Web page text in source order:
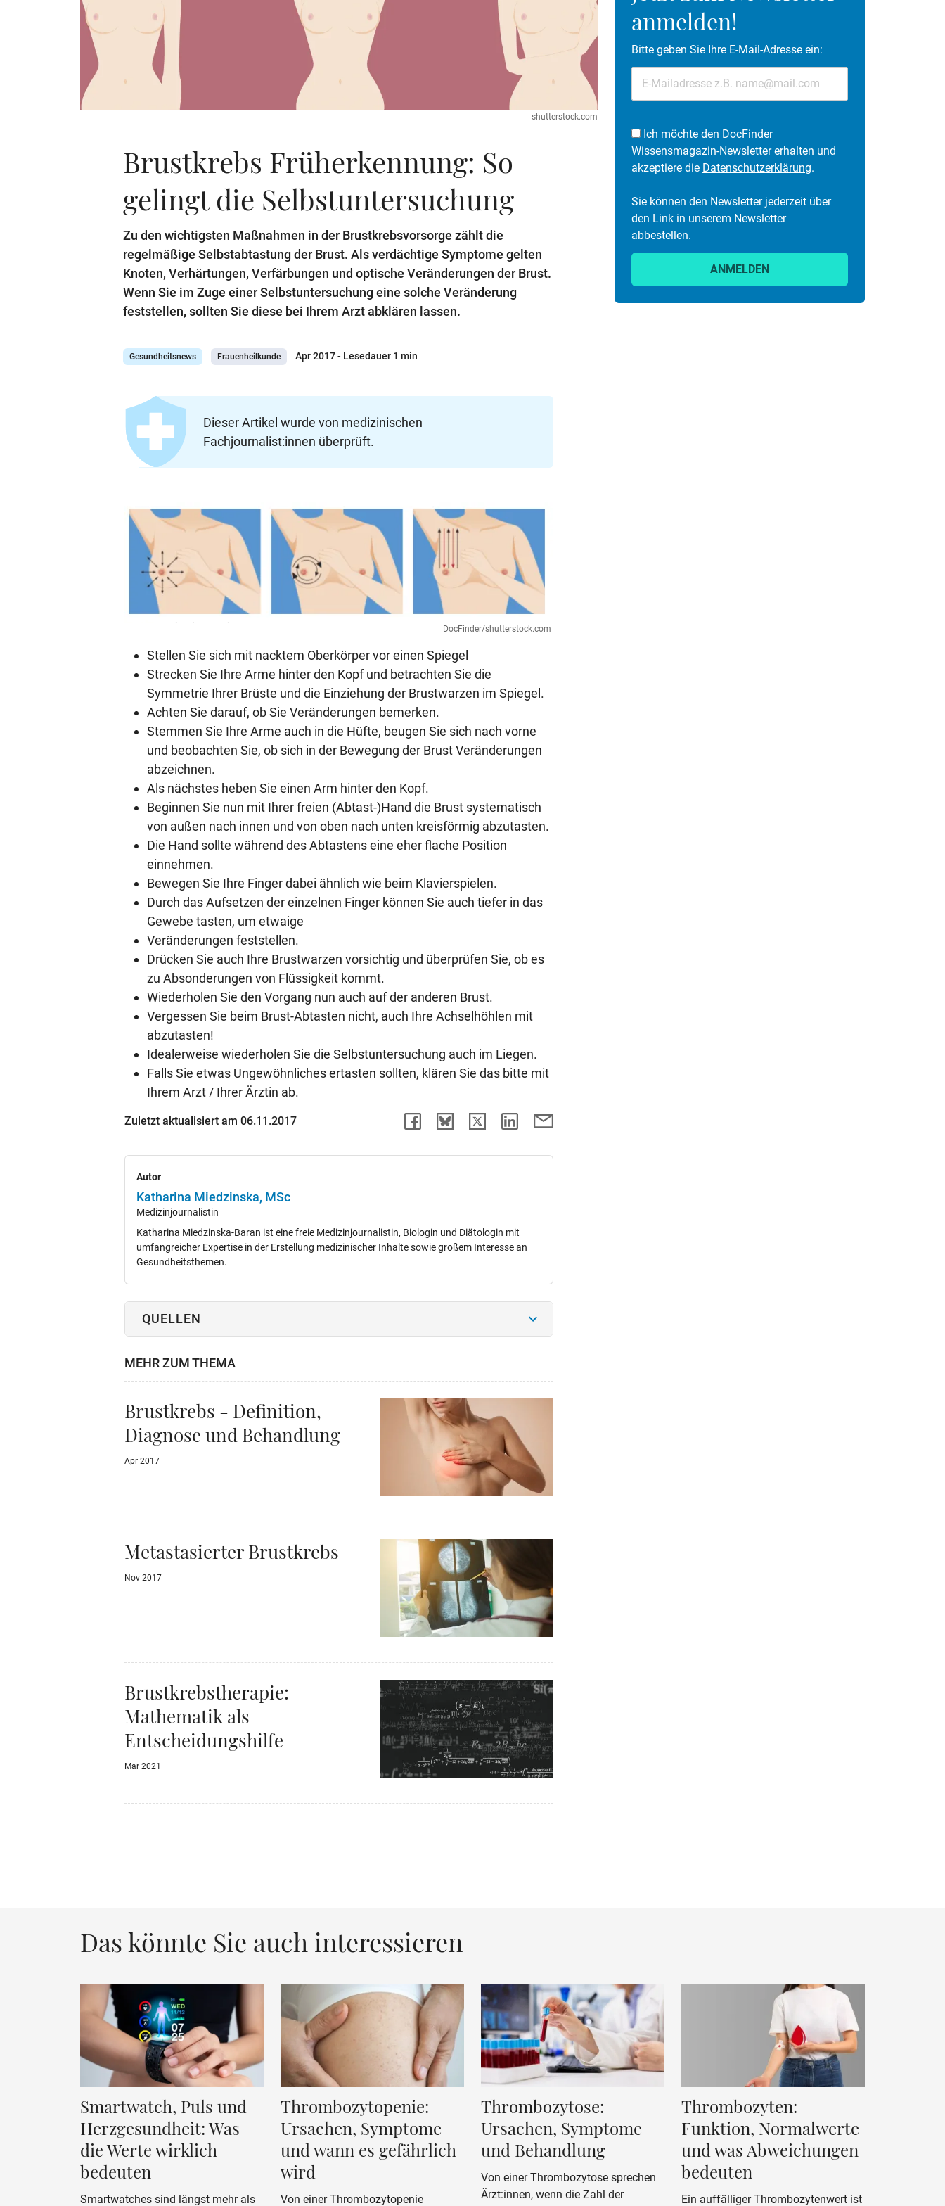
shutterstock.com
Brustkrebs Früherkennung: So
gelingt die Selbstuntersuchung
Zu den wichtigsten Maßnahmen in der Brustkrebsvorsorge zählt die
regelmäßige Selbstabtastung der Brust. Als verdächtige Symptome gelten
Knoten, Verhärtungen, Verfärbungen und optische Veränderungen der Brust.
Wenn Sie im Zuge einer Selbstuntersuchung eine solche Veränderung
feststellen, sollten Sie diese bei Ihrem Arzt abklären lassen.
Gesundheitsnews Frauenheilkunde Apr 2017- Lesedauer 1 min
Dieser Artikel wurde von medizinischen
Fachjournalist:innen überprüft.
DocFinder/shutterstock.com
Stellen Sie sich mit nacktem Oberkörper vor einen Spiegel
Strecken Sie Ihre Arme hinter den Kopf und betrachten Sie die
Symmetrie Ihrer Brüste und die Einziehung der Brustwarzen im Spiegel.
Achten Sie darauf, ob Sie Veränderungen bemerken.
Stemmen Sie Ihre Arme auch in die Hüfte, beugen Sie sich nach vorne
und beobachten Sie, ob sich in der Bewegung der Brust Veränderungen
abzeichnen.
Als nächstes heben Sie einen Arm hinter den Kopf.
Beginnen Sie nun mit Ihrer freien (Abtast-)Hand die Brust systematisch
von außen nach innen und von oben nach unten kreisförmig abzutasten.
Die Hand sollte während des Abtastens eine eher flache Position
einnehmen.
Bewegen Sie Ihre Finger dabei ähnlich wie beim Klavierspielen.
Durch das Aufsetzen der einzelnen Finger können Sie auch tiefer in das
Gewebe tasten, um etwaige
Veränderungen feststellen.
Drücken Sie auch Ihre Brustwarzen vorsichtig und überprüfen Sie, ob es
zu Absonderungen von Flüssigkeit kommt.
Wiederholen Sie den Vorgang nun auch auf der anderen Brust.
Vergessen Sie beim Brust-Abtasten nicht, auch Ihre Achselhöhlen mit
abzutasten!
Idealerweise wiederholen Sie die Selbstuntersuchung auch im Liegen.
Falls Sie etwas Ungewöhnliches ertasten sollten, klären Sie das bitte mit
Ihrem Arzt / Ihrer Ärztin ab.
Zuletzt aktualisiert am 06.11.2017
Autor
Katharina Miedzinska, MSc
Medizinjournalistin
Katharina Miedzinska-Baran ist eine freie Medizinjournalistin, Biologin und Diätologin mit
umfangreicher Expertise in der Erstellung medizinischer Inhalte sowie großem Interesse an
Gesundheitsthemen.
QUELLEN
MEHR ZUM THEMA
Brustkrebs - Definition,
Diagnose und Behandlung
Apr 2017
Metastasierter Brustkrebs
Nov 2017
Brustkrebstherapie:
Mathematik als
Entscheidungshilfe
Mar 2021
anmelden!
Bitte geben Sie Ihre E-Mail-Adresse ein:
Ich möchte den DocFinder
Wissensmagazin-Newsletter erhalten und
akzeptiere die Datenschutzerklärung.
Sie können den Newsletter jederzeit über
den Link in unserem Newsletter
abbestellen.
ANMELDEN
Das könnte Sie auch interessieren
Smartwatch, Puls und
Herzgesundheit: Was
die Werte wirklich
bedeuten
Smartwatches sind längst mehr als
Thrombozytopenie:
Ursachen, Symptome
und wann es gefährlich
wird
Von einer Thrombozytopenie
Thrombozytose:
Ursachen, Symptome
und Behandlung
Von einer Thrombozytose sprechen
Ärzt:innen, wenn die Zahl der
Thrombozyten:
Funktion, Normalwerte
und was Abweichungen
bedeuten
Ein auffälliger Thrombozytenwert ist